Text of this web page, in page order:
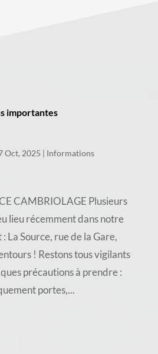
importantes
Oct, 2025 | Informations
CAMBRIOLAGE Plusieurs
lieu récemment dans notre
La Source, rue de la Gare,
! Restons tous vigilants
précautions à prendre :
portes,...